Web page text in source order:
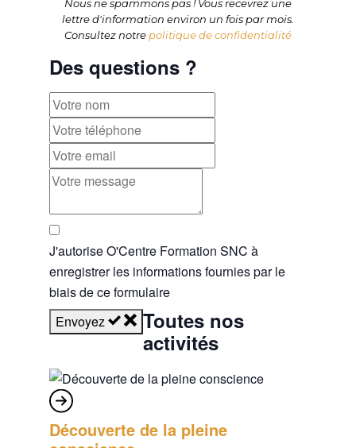
Nous ne spammons pas ! Vous recevrez une
lettre d'information environ un fois par mois.
Consultez notre politique de confidentialité
Des questions ?
J'autorise O'Centre Formation SNC à
enregistrer les informations fournies par le
biais de ce formulaire
Envoyez
Toutes nos
activités
Découverte de la pleine